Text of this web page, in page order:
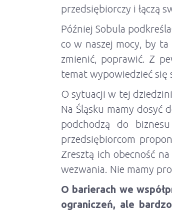
przedsiębiorczy i łączą
Później Sobula
co w naszej mocy, by
zmienić, poprawić. Z
temat wypowiedzieć się
O sytuacji w tej
Na Śląsku mamy dosyć
podchodzą do
przedsiębiorcom
Zresztą ich obecność
wezwania. Nie mamy
O barierach we
ograniczeń, ale